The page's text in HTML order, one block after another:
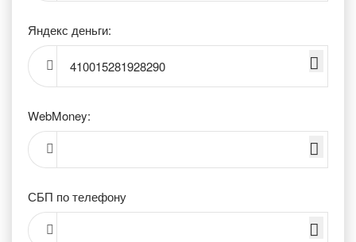
Яндекс деньги:
410015281928290
WebMoney:
СБП по телефону